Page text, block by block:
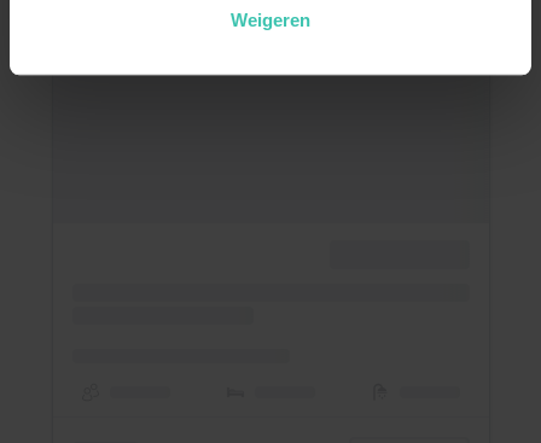
Weigeren